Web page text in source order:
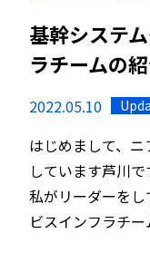
基幹システ
ラチームの
2022.05.10
はじめまして、
しています芦川で
私がリーダーを
ビスインフラチー